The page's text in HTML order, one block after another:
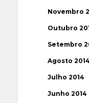
Novembro
Outubro
Setembro
Agosto 2014
Julho 2014
Junho 2014